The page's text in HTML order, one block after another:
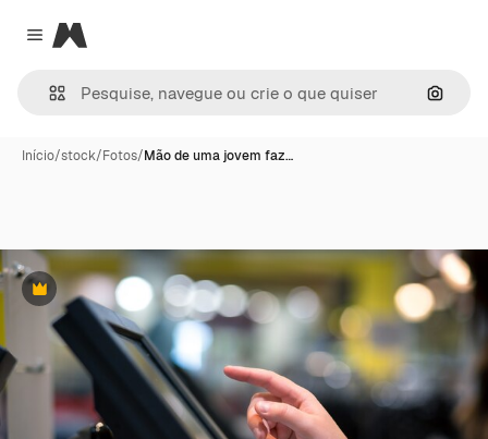
Close menu
Magnific
Início/stock/Fotos/Mão de uma jovem faz…
Premium